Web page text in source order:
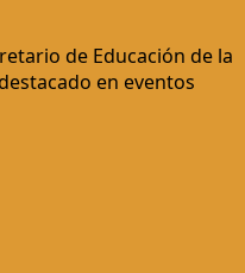
de Educación de la
en eventos